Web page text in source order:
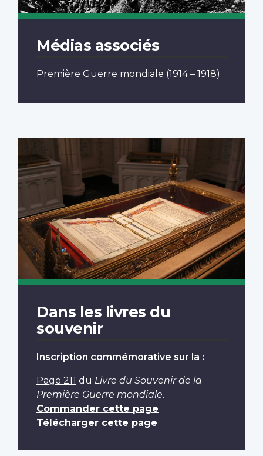
Médias associés
Première Guerre mondiale (1914 – 1918)
Dans les livres du
souvenir
Inscription commémorative sur la :
Page 211 du Livre du Souvenir de la
Première Guerre mondiale.
Commander cette page
Télécharger cette page